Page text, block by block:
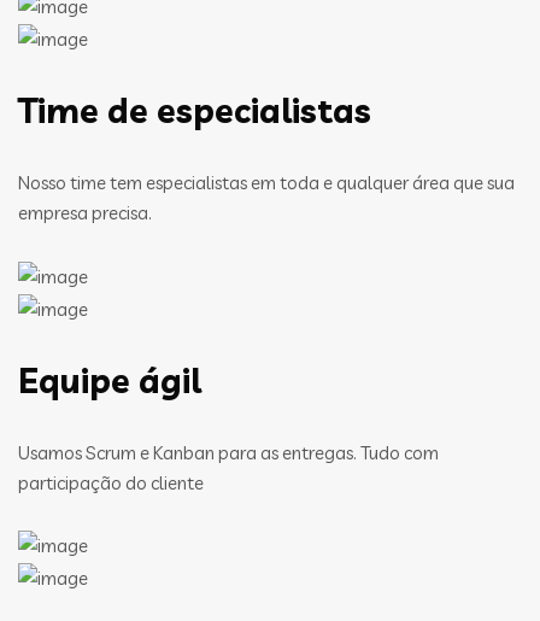
Time de especialistas
Nosso time tem especialistas em toda e qualquer área que sua
empresa precisa.
Equipe ágil
Usamos Scrum e Kanban para as entregas. Tudo com
participação do cliente